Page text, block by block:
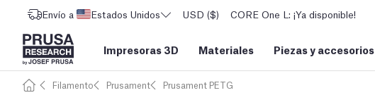
Envío a Estados Unidos USD ($) CORE One L: ¡Ya disponible!
Impresoras 3D Materiales Piezas y accesorios
Filamento Prusament Prusament PETG